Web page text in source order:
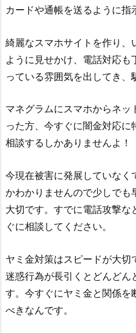
カードや通帳を送るように指
綺麗なスマホサイトを作り、
ように見せかけ、電話対応
っている雰囲気を出してき、
マネグラムにスマホからネッ
った方、今すぐに闇金対応
相談するしかありませんよ！
今現在被害に発展していなく
かわかりませんので少しで
大切です。すでに電話攻撃
ぐに相談してください。
ヤミ金対策はスピードが大
迷惑行為が長引くとどんどん
す。今すぐにヤミ金と関係を
べきなんです。